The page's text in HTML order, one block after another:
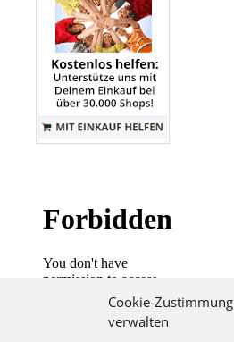
Cookie-Zustimmung
verwalten